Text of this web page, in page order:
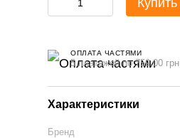
Купить
ОПЛАТА ЧАСТЯМИ
5 платежей по 759.00 грн
Характеристики
Бренд